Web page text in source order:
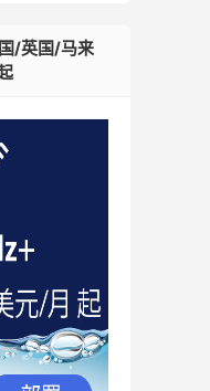
/英国/马来